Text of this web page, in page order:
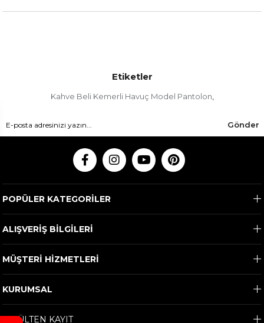
Etiketler
Kahve Beli Kemerli Havuç Model Pantolon,
Gönder
POPÜLER KATEGORİLER
ALIŞVERİŞ BİLGİLERİ
MÜŞTERİ HİZMETLERİ
KURUMSAL
E-BÜLTEN KAYIT